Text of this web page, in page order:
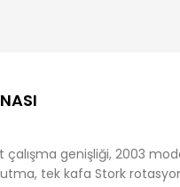
çalışma genişliği, 2003
tek kafa Stork rotasyon